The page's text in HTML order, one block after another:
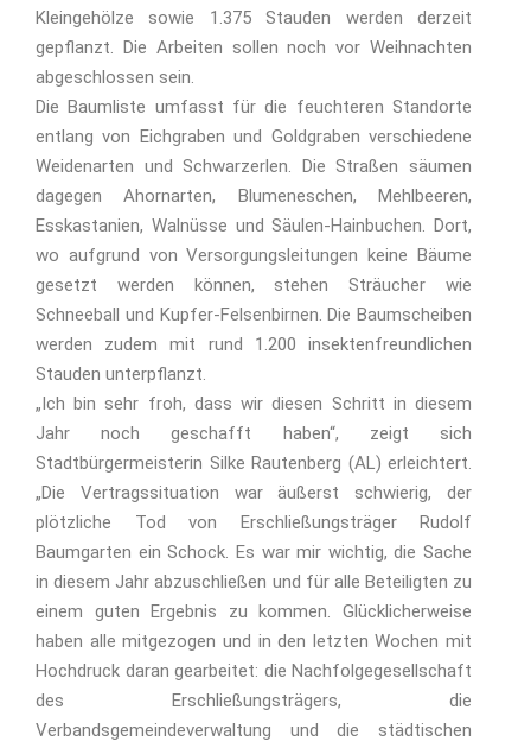
Kleingehölze sowie 1.375 Stauden werden derzeit
gepflanzt. Die Arbeiten sollen noch vor Weihnachten
abgeschlossen sein.
Die Baumliste umfasst für die feuchteren Standorte
entlang von Eichgraben und Goldgraben verschiedene
Weidenarten und Schwarzerlen. Die Straßen säumen
dagegen Ahornarten, Blumeneschen, Mehlbeeren,
Esskastanien, Walnüsse und Säulen-Hainbuchen. Dort,
wo aufgrund von Versorgungsleitungen keine Bäume
gesetzt werden können, stehen Sträucher wie
Schneeball und Kupfer-Felsenbirnen. Die Baumscheiben
werden zudem mit rund 1.200 insektenfreundlichen
Stauden unterpflanzt.
„Ich bin sehr froh, dass wir diesen Schritt in diesem
Jahr noch geschafft haben“, zeigt sich
Stadtbürgermeisterin Silke Rautenberg (AL) erleichtert.
„Die Vertragssituation war äußerst schwierig, der
plötzliche Tod von Erschließungsträger Rudolf
Baumgarten ein Schock. Es war mir wichtig, die Sache
in diesem Jahr abzuschließen und für alle Beteiligten zu
einem guten Ergebnis zu kommen. Glücklicherweise
haben alle mitgezogen und in den letzten Wochen mit
Hochdruck daran gearbeitet: die Nachfolgegesellschaft
des Erschließungsträgers, die
Verbandsgemeindeverwaltung und die städtischen